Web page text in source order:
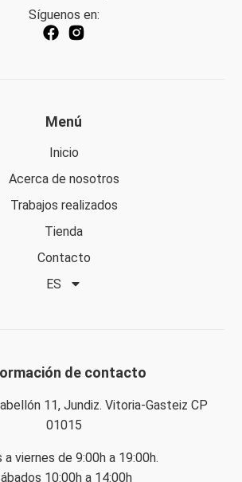
Síguenos en:
Menú
Inicio
Acerca de nosotros
Trabajos realizados
Tienda
Contacto
ES
de contacto
11, Jundiz. Vitoria-Gasteiz CP
01015
a viernes de 9:00h a 19:00h.
10:00h a 14:00h